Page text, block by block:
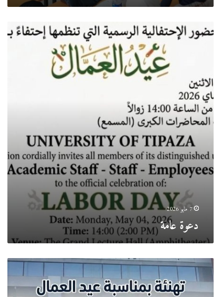
دعوة
عامة
7 مايو 2026
دعوة عامة
عيد_العمال